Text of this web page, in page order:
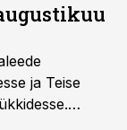
ja Teise